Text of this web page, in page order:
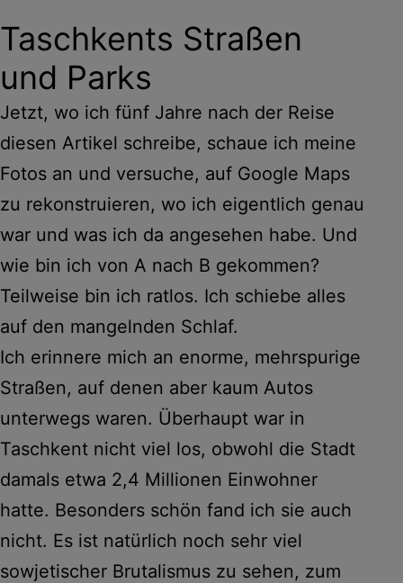
Taschkents Straßen
und Parks
Jetzt, wo ich fünf Jahre nach der Reise
diesen Artikel schreibe, schaue ich meine
Fotos an und versuche, auf Google Maps
zu rekonstruieren, wo ich eigentlich genau
war und was ich da angesehen habe. Und
wie bin ich von A nach B gekommen?
Teilweise bin ich ratlos. Ich schiebe alles
auf den mangelnden Schlaf.
Ich erinnere mich an enorme, mehrspurige
Straßen, auf denen aber kaum Autos
unterwegs waren. Überhaupt war in
Taschkent nicht viel los, obwohl die Stadt
damals etwa 2,4 Millionen Einwohner
hatte. Besonders schön fand ich sie auch
nicht. Es ist natürlich noch sehr viel
sowjetischer Brutalismus zu sehen, zum